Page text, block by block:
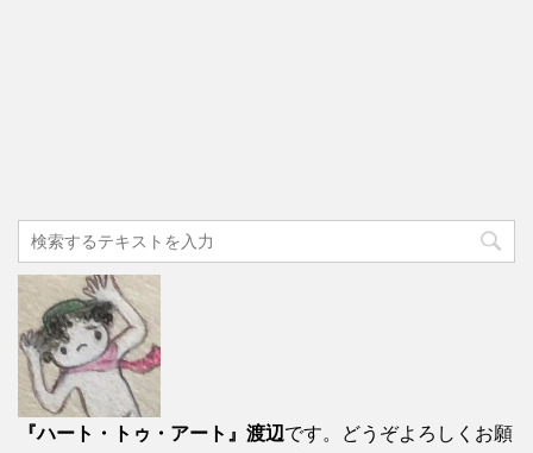
『ハート・トゥ・アート』渡辺です。どうぞよろしくお願